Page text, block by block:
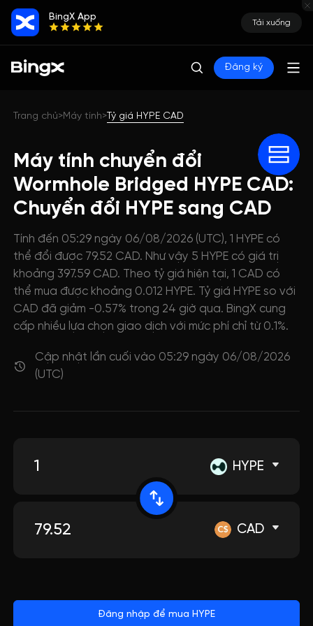
BingX App
Tải xuống
Đăng ký
Trang chủ>Máy tính>Tỷ giá HYPE CAD
Máy tính chuyển đổi
Wormhole Bridged HYPE CAD:
Chuyển đổi HYPE sang CAD
Tính đến 05:29 ngày 06/08/2026 (UTC), 1 HYPE có
thể đổi được 79.52 CAD. Như vậy 5 HYPE có giá trị
khoảng 397.59 CAD. Theo tỷ giá hiện tại, 1 CAD có
thể mua được khoảng 0.012 HYPE. Tỷ giá HYPE so với
CAD đã giảm -0.57% trong 24 giờ qua. BingX cung
cấp nhiều lựa chọn giao dịch với mức phí chỉ từ 0.1%.
Cập nhật lần cuối vào 05:29 ngày 06/08/2026
(UTC)
HYPE
CAD
Đăng nhập để mua HYPE